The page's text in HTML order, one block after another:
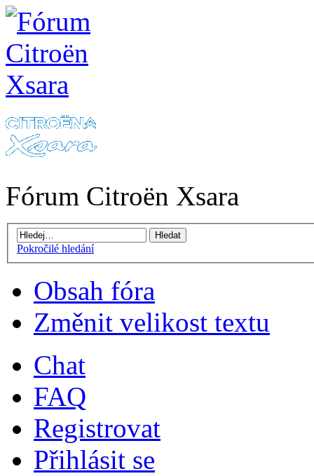
Fórum Citroën Xsara
Pokročilé hledání
Obsah fóra
Změnit velikost textu
Chat
FAQ
Registrovat
Přihlásit se